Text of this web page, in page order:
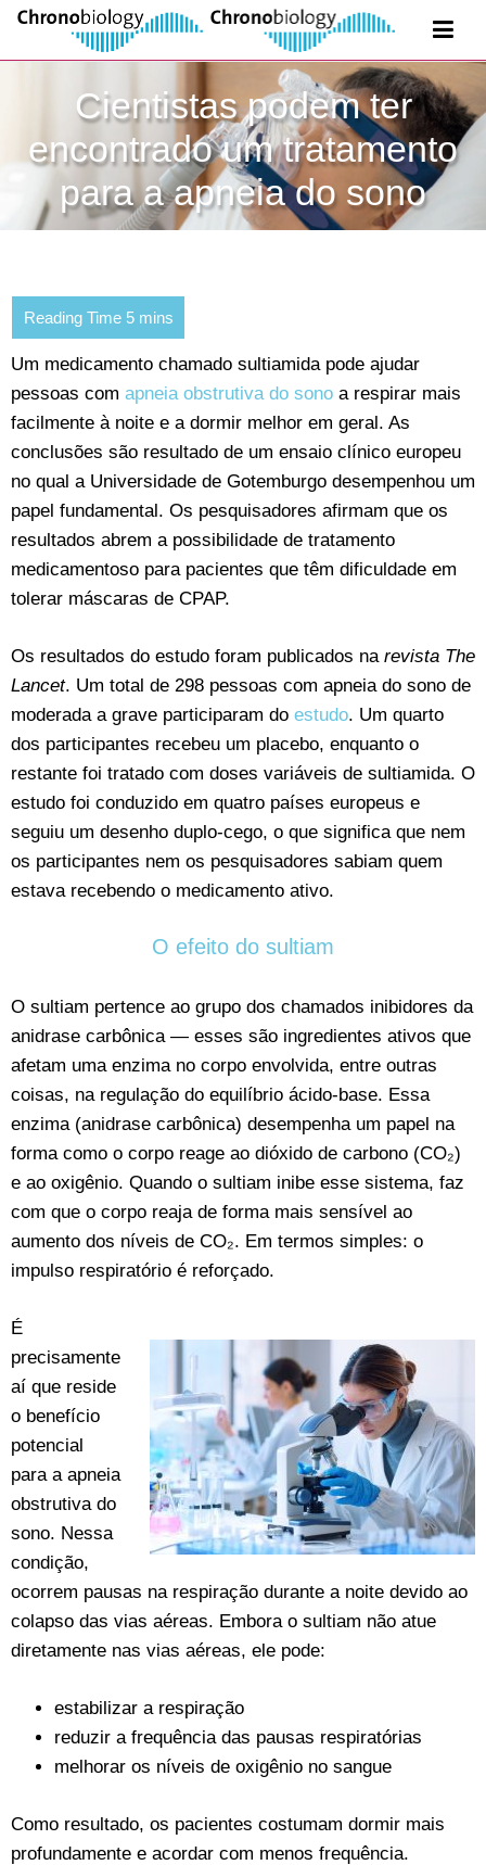
Cientistas podem ter
encontrado um tratamento
para a apneia do sono
Um medicamento chamado sultiamida pode ajudar
pessoas com apneia obstrutiva do sono a respirar mais
facilmente à noite e a dormir melhor em geral. As
conclusões são resultado de um ensaio clínico europeu
no qual a Universidade de Gotemburgo desempenhou um
papel fundamental. Os pesquisadores afirmam que os
resultados abrem a possibilidade de tratamento
medicamentoso para pacientes que têm dificuldade em
tolerar máscaras de CPAP.
Os resultados do estudo foram publicados na revista The
Lancet. Um total de 298 pessoas com apneia do sono de
moderada a grave participaram do estudo. Um quarto
dos participantes recebeu um placebo, enquanto o
restante foi tratado com doses variáveis de sultiamida. O
estudo foi conduzido em quatro países europeus e
seguiu um desenho duplo-cego, o que significa que nem
os participantes nem os pesquisadores sabiam quem
estava recebendo o medicamento ativo.
O efeito do sultiam
O sultiam pertence ao grupo dos chamados inibidores da
anidrase carbônica — esses são ingredientes ativos que
afetam uma enzima no corpo envolvida, entre outras
coisas, na regulação do equilíbrio ácido-base. Essa
enzima (anidrase carbônica) desempenha um papel na
forma como o corpo reage ao dióxido de carbono (CO₂)
e ao oxigênio. Quando o sultiam inibe esse sistema, faz
com que o corpo reaja de forma mais sensível ao
aumento dos níveis de CO₂. Em termos simples: o
impulso respiratório é reforçado.
É
precisamente
aí que reside
o benefício
potencial
para a apneia
obstrutiva do
sono. Nessa
condição,
ocorrem pausas na respiração durante a noite devido ao
colapso das vias aéreas. Embora o sultiam não atue
diretamente nas vias aéreas, ele pode:
estabilizar a respiração
reduzir a frequência das pausas respiratórias
melhorar os níveis de oxigênio no sangue
Como resultado, os pacientes costumam dormir mais
profundamente e acordar com menos frequência.